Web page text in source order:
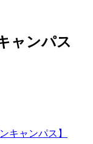
ャンパス
キャンパス】